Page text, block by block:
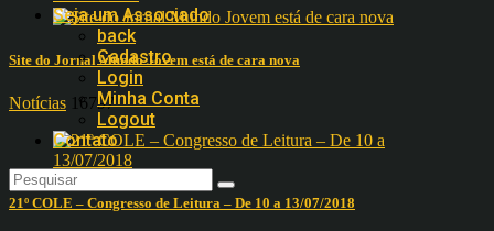
Seja um Associado
back
Cadastro
Login
Minha Conta
Logout
Contato
Site do Jornal Mundo Jovem está de cara nova
Notícias 16797
21º COLE – Congresso de Leitura – De 10 a 13/07/2018